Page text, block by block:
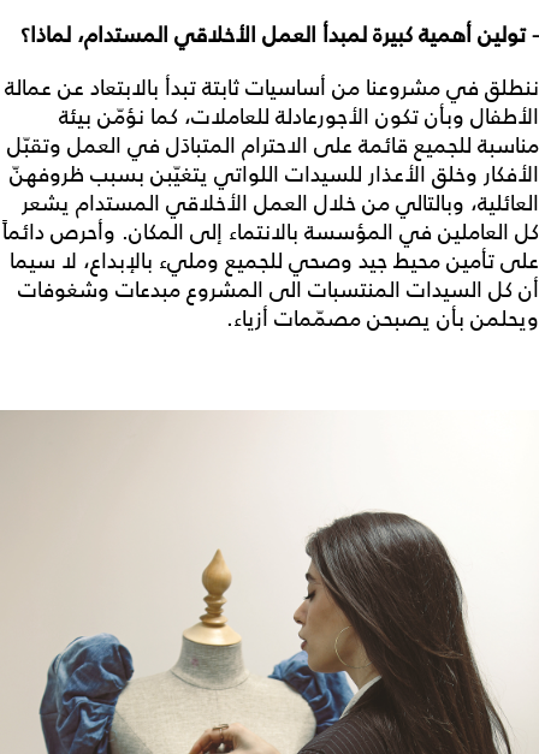
- تولين أهمية كبيرة لمبدأ العمل الأخلاقي المستدام، لماذا؟
ننطلق في مشروعنا من أساسيات ثابتة تبدأ بالابتعاد عن عمالة
الأطفال وبأن تكون الأجورعادلة للعاملات، كما نؤمّن بيئة
مناسبة للجميع قائمة على الاحترام المتبادَل في العمل وتقبّل
الأفكار وخلق الأعذار للسيدات اللواتي يتغيّبن بسبب ظروفهنّ
العائلية، وبالتالي من خلال العمل الأخلاقي المستدام يشعر
كل العاملين في المؤسسة بالانتماء إلى المكان. وأحرص دائماً
على تأمين محيط جيد وصحي للجميع ومليء بالإبداع، لا سيما
أن كل السيدات المنتسبات الى المشروع مبدعات وشغوفات
ويحلمن بأن يصبحن مصمّمات أزياء.